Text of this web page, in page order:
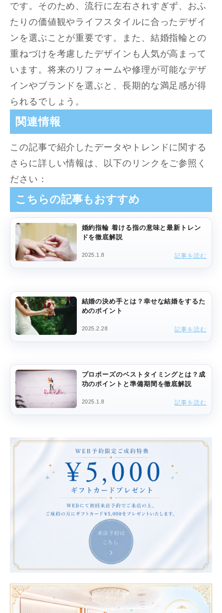
です。そのため、流行に左右されすぎず、おふ
たりの価値観やライフスタイルに合ったデザイ
ンを選ぶことが重要です。また、結婚指輪との
重ねづけを考慮したデザインも人気が高まって
います。将来のリフォームや修理が可能なデザ
インやブランドを選ぶと、長期的な満足感が得
られるでしょう。
関連情報
この記事で紹介したデータやトレンドに関する
さらに詳しい情報は、以下のリンクをご参照く
ださい：
こちらの記事もおすすめ
婚約指輪 着ける指の意味と最新トレン
ドを徹底解説
2025.1.8 記事を読む
結婚の決め手とは？幸せな結婚をするた
めのポイント
2025.2.28 記事を読む
プロポーズのベストタイミングとは？成
功のポイントと準備期間を徹底解説
2025.1.8 記事を読む